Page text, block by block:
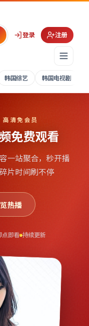
登录 注册
韩国综艺 韩国电视剧
清免会员
免费观看
一站聚合，秒开播
片时间刷不停
热播
点即看 持续更新